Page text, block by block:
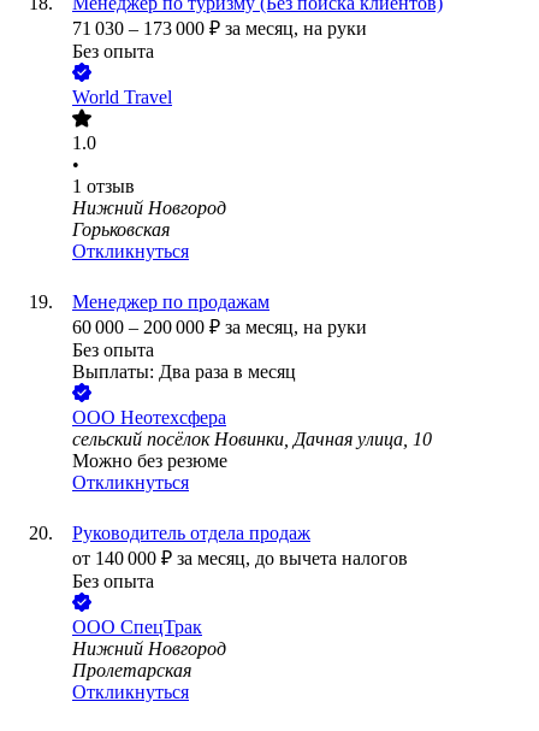
71 030 – 173 000 ₽ за месяц, на руки
Без опыта
World Travel
1.0
•
1 отзыв
Нижний Новгород
Горьковская
Откликнуться
Менеджер по продажам
60 000 – 200 000 ₽ за месяц, на руки
Без опыта
Выплаты: Два раза в месяц
ООО Неотехсфера
сельский посёлок Новинки, Дачная улица, 10
Можно без резюме
Откликнуться
Руководитель отдела продаж
от 140 000 ₽ за месяц, до вычета налогов
Без опыта
ООО СпецТрак
Нижний Новгород
Пролетарская
Откликнуться